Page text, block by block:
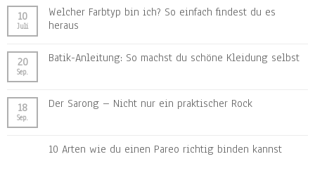
10
Juli
Welcher Farbtyp bin ich? So einfach findest du es
heraus
20
Sep.
Batik-Anleitung: So machst du schöne Kleidung selbst
18
Sep.
Der Sarong – Nicht nur ein praktischer Rock
10 Arten wie du einen Pareo richtig binden kannst